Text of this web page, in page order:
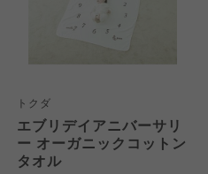
トクダ
エブリデイアニバーサリ
ー オーガニックコットン
タオル